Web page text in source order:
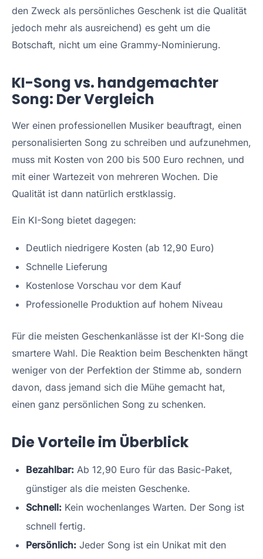
den Zweck als persönliches Geschenk ist die Qualität
jedoch mehr als ausreichend) es geht um die
Botschaft, nicht um eine Grammy-Nominierung.
KI-Song vs. handgemachter
Song: Der Vergleich
Wer einen professionellen Musiker beauftragt, einen
personalisierten Song zu schreiben und aufzunehmen,
muss mit Kosten von 200 bis 500 Euro rechnen, und
mit einer Wartezeit von mehreren Wochen. Die
Qualität ist dann natürlich erstklassig.
Ein KI-Song bietet dagegen:
Deutlich niedrigere Kosten (ab 12,90 Euro)
Schnelle Lieferung
Kostenlose Vorschau vor dem Kauf
Professionelle Produktion auf hohem Niveau
Für die meisten Geschenkanlässe ist der KI-Song die
smartere Wahl. Die Reaktion beim Beschenkten hängt
weniger von der Perfektion der Stimme ab, sondern
davon, dass jemand sich die Mühe gemacht hat,
einen ganz persönlichen Song zu schenken.
Die Vorteile im Überblick
Bezahlbar: Ab 12,90 Euro für das Basic-Paket,
günstiger als die meisten Geschenke.
Schnell: Kein wochenlanges Warten. Der Song ist
schnell fertig.
Persönlich: Jeder Song ist ein Unikat mit den